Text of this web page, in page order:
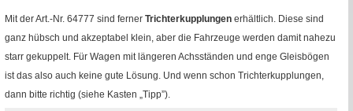
Mit derArt.-Nr. 64777 sind ferner Trichterkupplungen erhältlich. Diese sind
ganz hübsch und akzeptabel klein, aber die Fahrzeuge werden damit nahezu
starr gekuppelt. Für Wagen mit längeren Achsständen und enge Gleisbögen
ist das also auch keine gute Lösung. Und wenn schon Trichterkupplungen,
dann bitte richtig (siehe Kasten „Tipp”).